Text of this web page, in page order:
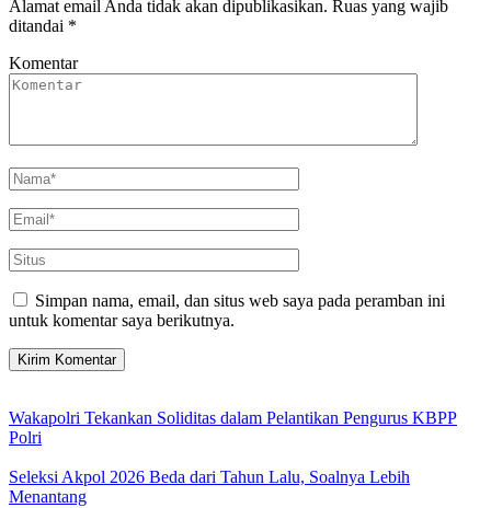
Alamat email Anda tidak akan dipublikasikan. Ruas yang wajib
ditandai *
Komentar
Simpan nama, email, dan situs web saya pada peramban ini
untuk komentar saya berikutnya.
Wakapolri Tekankan Soliditas dalam Pelantikan Pengurus KBPP
Polri
Seleksi Akpol 2026 Beda dari Tahun Lalu, Soalnya Lebih
Menantang